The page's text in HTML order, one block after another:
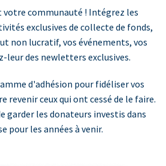
votre communauté ! Intégrez les
exclusives de collecte de fonds,
non lucratif, vos événements, vos
leur des newletters exclusives.
d'adhésion pour fidéliser vos
revenir ceux qui ont cessé de le faire.
garder les donateurs investis dans
pour les années à venir.